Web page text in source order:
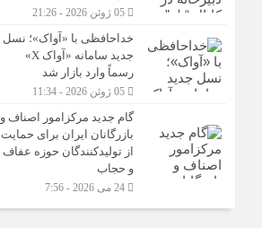
خداحافظی با «آواک»؛ نسل
جدید سامانه «آواک X»
رسماً وارد بازار شد
گام جدید مرکزامور اصناف و
بازرگانان ایران برای حمایت
از تولیدکنندگان حوزه عفاف
و حجاب